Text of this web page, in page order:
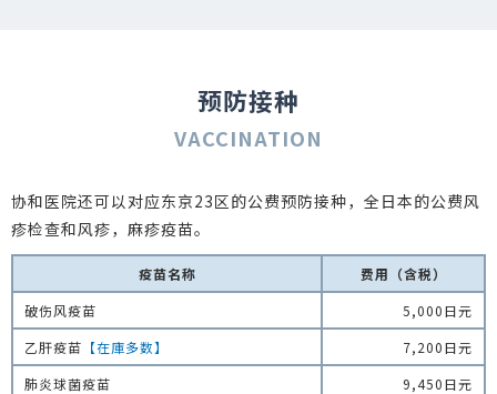
预防接种
VACCINATION
协和医院还可以对应东京23区的公费预防接种，全日本的公费风
疹检查和风疹，麻疹疫苗。
疫苗名称
费用（含税）
破伤风疫苗
5,000日元
乙肝疫苗 【在庫多数】
7,200日元
肺炎球菌疫苗
9,450日元